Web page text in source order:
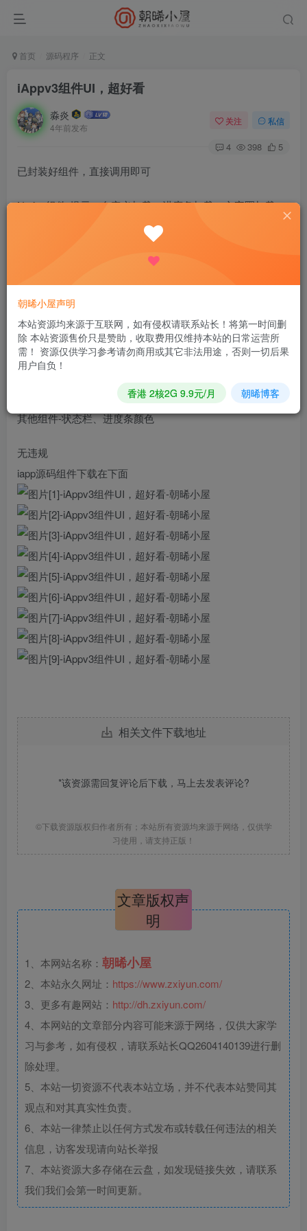
首页 源码程序 正文
iAppv3组件UI，超好看
淼炎
4年前发布
关注 私信
4 398 5
已封装好组件，直接调用即可
Notice组件-提示、自定义加载、进度条加载、文字圈加载、
Form组件-普通按钮、描边按钮、渐变按钮、编辑框、单选
项、多选
Progress组件-普通进度条、圆形进度条
其他组件-状态栏、进度条颜色
无违规
iapp源码组件下载在下面
相关文件下载地址
*该资源需回复评论后下载，马上去发表评论?
©下载资源版权归作者所有；本站所有资源均来源于网络，仅供学
习使用，请支持正版！
文章版权声
明
1、本网站名称： 朝晞小屋
2、本站永久网址： https://www.zxiyun.com/
3、更多有趣网站： http://dh.zxiyun.com/
4、本网站的文章部分内容可能来源于网络，仅供大家学
习与参考，如有侵权，请联系站长QQ2604140139进行删
除处理。
5、本站一切资源不代表本站立场，并不代表本站赞同其
观点和对其真实性负责。
6、本站一律禁止以任何方式发布或转载任何违法的相关
信息，访客发现请向站长举报
7、本站资源大多存储在云盘，如发现链接失效，请联系
我们我们会第一时间更新。
朝晞小屋声明
本站资源均来源于互联网，如有侵权请联系站长！将第一时间删
除 本站资源售价只是赞助，收取费用仅维持本站的日常运营所
需！ 资源仅供学习参考请勿商用或其它非法用途，否则一切后果
用户自负！
香港 2核2G 9.9元/月 朝晞博客